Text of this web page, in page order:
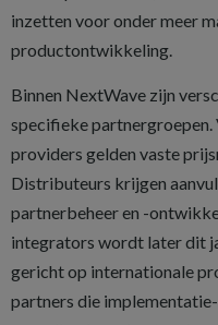
inzetten voor onder meer
productontwikkeling.
Binnen NextWave zijn
specifieke partnergroepen.
providers gelden vaste
Distributeurs krijgen
partnerbeheer en -
integrators wordt later dit
gericht op internationale
partners die